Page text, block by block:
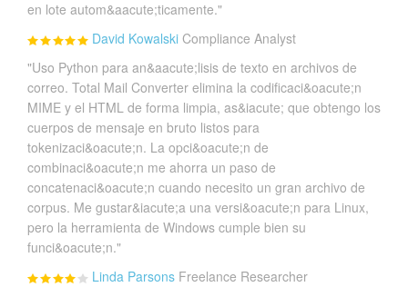
en lote autom&aacute;ticamente."
David Kowalski Compliance Analyst
"Uso Python para an&aacute;lisis de texto en archivos de
correo. Total Mail Converter elimina la codificaci&oacute;n
MIME y el HTML de forma limpia, as&iacute; que obtengo los
cuerpos de mensaje en bruto listos para
tokenizaci&oacute;n. La opci&oacute;n de
combinaci&oacute;n me ahorra un paso de
concatenaci&oacute;n cuando necesito un gran archivo de
corpus. Me gustar&iacute;a una versi&oacute;n para Linux,
pero la herramienta de Windows cumple bien su
funci&oacute;n."
Linda Parsons Freelance Researcher